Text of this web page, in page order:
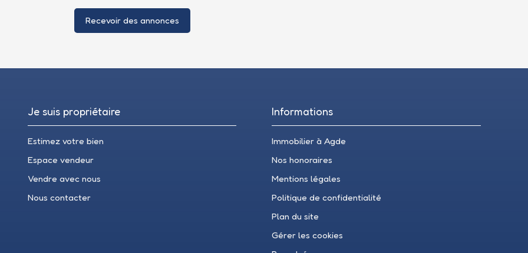
Recevoir des annonces
Je suis propriétaire
Estimez votre bien
Espace vendeur
Vendre avec nous
Nous contacter
Informations
Immobilier à Agde
Nos honoraires
Mentions légales
Politique de confidentialité
Plan du site
Gérer les cookies